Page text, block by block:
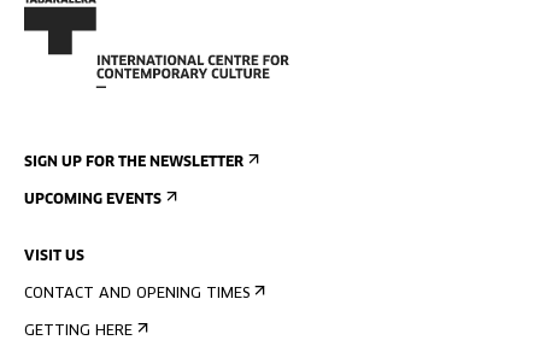
SIGN UP FOR THE NEWSLETTER
UPCOMING EVENTS
VISIT US
CONTACT AND OPENING TIMES
GETTING HERE